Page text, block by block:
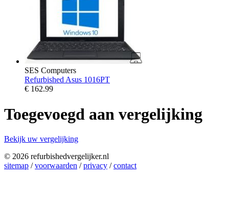
SES Computers
Refurbished Asus 1016PT
€ 162.99
Toegevoegd aan vergelijking
Bekijk uw vergelijking
© 2026 refurbishedvergelijker.nl
sitemap /voorwaarden /privacy /contact